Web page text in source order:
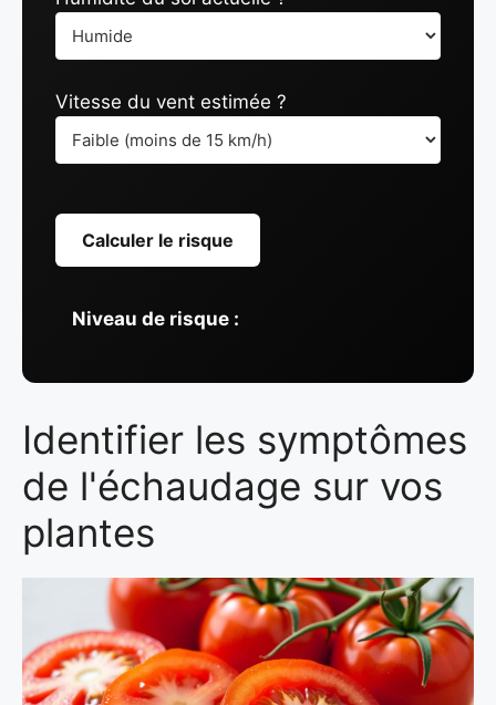
Vitesse du vent estimée ?
Calculer le risque
Niveau de risque :
Identifier les symptômes
de l'échaudage sur vos
plantes